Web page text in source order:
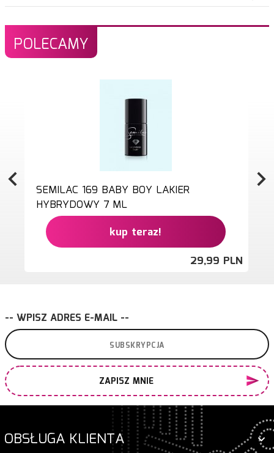
POLECAMY
SEMILAC 169 BABY BOY LAKIER
HYBRYDOWY 7 ML
kup teraz!
29,99 PLN
-- WPISZ ADRES E-MAIL --
ZAPISZ MNIE
OBSŁUGA KLIENTA